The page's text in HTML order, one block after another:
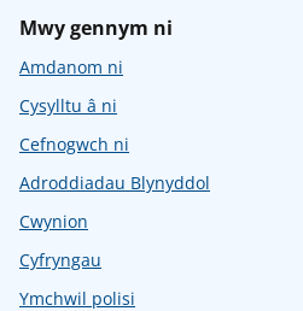
Mwy gennym ni
Amdanom ni
Cysylltu â ni
Cefnogwch ni
Adroddiadau Blynyddol
Cwynion
Cyfryngau
Ymchwil polisi